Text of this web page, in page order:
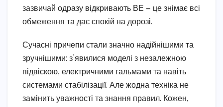
зазвичай одразу відкривають ВЕ — це знімає всі
обмеження та дає спокій на дорозі.
Сучасні причепи стали значно надійнішими та
зручнішими: з’явилися моделі з незалежною
підвіскою, електричними гальмами та навіть
системами стабілізації. Але жодна техніка не
замінить уважності та знання правил. Кожен,